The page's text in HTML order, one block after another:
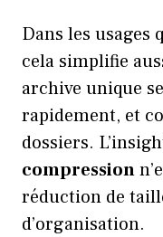
Dans les usages
cela simplifie
archive unique
rapidement, et
dossiers.
compression
réduction de
d’organisation.